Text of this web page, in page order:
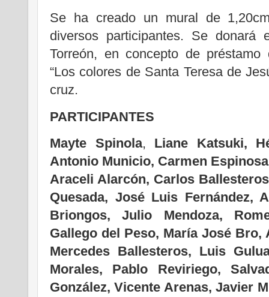
Se ha creado un mural de
diversos participantes. Se
Torreón, en concepto de
“Los colores de Santa Teresa de
cruz.
PARTICIPANTES
Mayte Spinola, Liane Katsuki,
Antonio Municio, Carmen
Araceli Alarcón, Carlos
Quesada, José Luis Fernández,
Briongos, Julio Mendoza,
Gallego del Peso, María José Bro,
Mercedes Ballesteros, Luis
Morales, Pablo Reviriego,
González, Vicente Arenas, Javier